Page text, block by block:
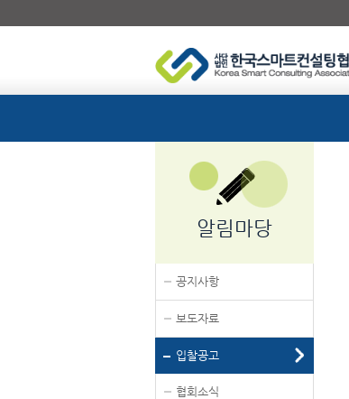
알림마당
공지사항
보도자료
입찰공고
협회소식